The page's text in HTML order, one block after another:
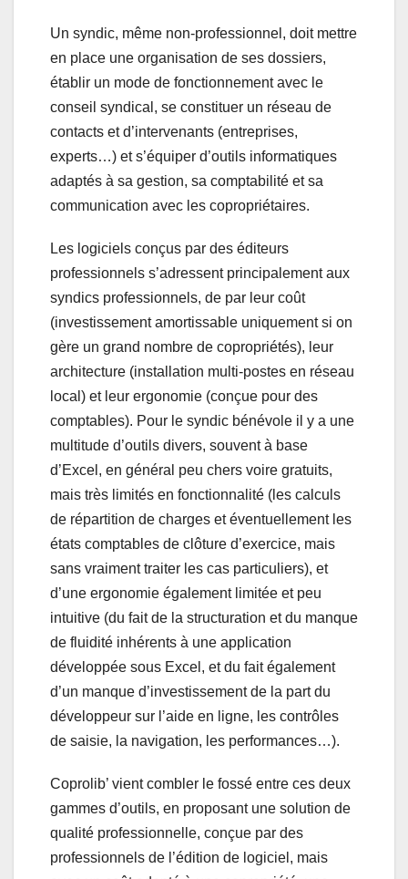
Un syndic, même non-professionnel, doit mettre
en place une organisation de ses dossiers,
établir un mode de fonctionnement avec le
conseil syndical, se constituer un réseau de
contacts et d’intervenants (entreprises,
experts…) et s’équiper d’outils informatiques
adaptés à sa gestion, sa comptabilité et sa
communication avec les copropriétaires.
Les logiciels conçus par des éditeurs
professionnels s’adressent principalement aux
syndics professionnels, de par leur coût
(investissement amortissable uniquement si on
gère un grand nombre de copropriétés), leur
architecture (installation multi-postes en réseau
local) et leur ergonomie (conçue pour des
comptables). Pour le syndic bénévole il y a une
multitude d’outils divers, souvent à base
d’Excel, en général peu chers voire gratuits,
mais très limités en fonctionnalité (les calculs
de répartition de charges et éventuellement les
états comptables de clôture d’exercice, mais
sans vraiment traiter les cas particuliers), et
d’une ergonomie également limitée et peu
intuitive (du fait de la structuration et du manque
de fluidité inhérents à une application
développée sous Excel, et du fait également
d’un manque d’investissement de la part du
développeur sur l’aide en ligne, les contrôles
de saisie, la navigation, les performances…).
Coprolib’ vient combler le fossé entre ces deux
gammes d’outils, en proposant une solution de
qualité professionnelle, conçue par des
professionnels de l’édition de logiciel, mais